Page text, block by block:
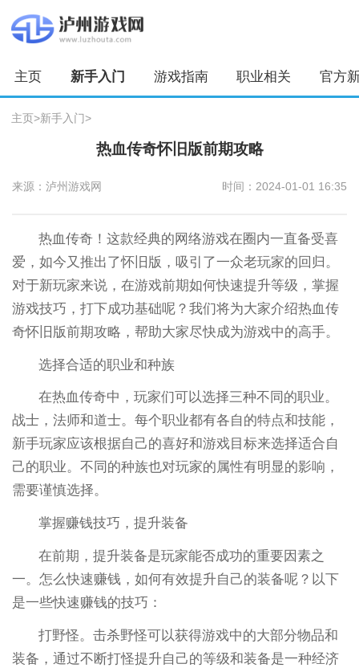
主页 新手入门 游戏指南 职业相关 官方
主页>新手入门>
热血传奇怀旧版前期攻略
来源：泸州游戏网 时间：2024-01-01 16:35
热血传奇！这款经典的网络游戏在圈内一直备受喜
爱，如今又推出了怀旧版，吸引了一众老玩家的回归。
对于新玩家来说，在游戏前期如何快速提升等级，掌握
游戏技巧，打下成功基础呢？我们将为大家介绍热血传
奇怀旧版前期攻略，帮助大家尽快成为游戏中的高手。
选择合适的职业和种族
在热血传奇中，玩家们可以选择三种不同的职业。
战士，法师和道士。每个职业都有各自的特点和技能，
新手玩家应该根据自己的喜好和游戏目标来选择适合自
己的职业。不同的种族也对玩家的属性有明显的影响，
需要谨慎选择。
掌握赚钱技巧，提升装备
在前期，提升装备是玩家能否成功的重要因素之
一。怎么快速赚钱，如何有效提升自己的装备呢？以下
是一些快速赚钱的技巧：
打野怪。击杀野怪可以获得游戏中的大部分物品和
装备，通过不断打怪提升自己的等级和装备是一种经济